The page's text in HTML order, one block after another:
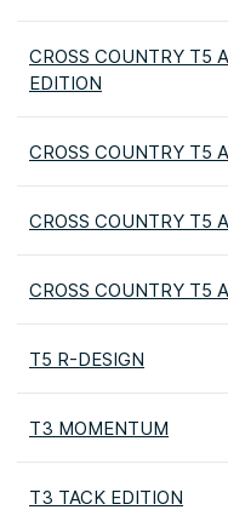
CROSS COUNTRY T5
EDITION
CROSS COUNTRY T5
CROSS COUNTRY T5
CROSS COUNTRY T5
T5 R-DESIGN
T3 MOMENTUM
T3 TACK EDITION